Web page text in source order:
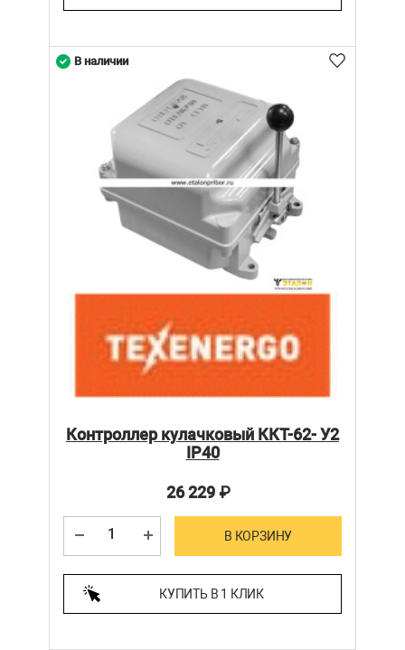
Контроллер кулачковый ККТ-62- У2
IP40
26 229₽
В КОРЗИНУ
КУПИТЬ В 1 КЛИК
В наличии